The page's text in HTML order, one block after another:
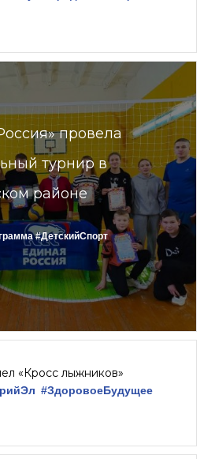
провела
турнир в
районе
#ДетскийСпорт
«Кросс лыжников»
#ЗдоровоеБудущее